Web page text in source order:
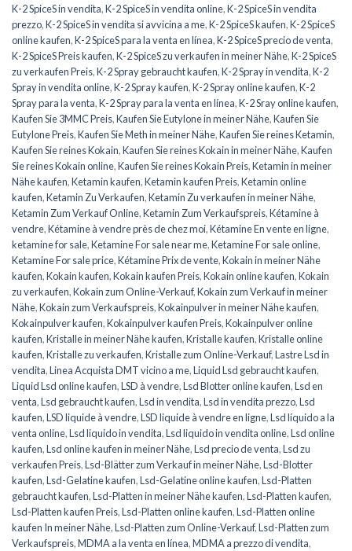
K-2 SpiceS in vendita,K-2 SpiceS in vendita online,K-2 SpiceS in vendita
prezzo,K-2 SpiceS in vendita si avvicina a me,K-2 SpiceS kaufen,K-2 SpiceS
online kaufen,K-2 SpiceS para la venta en línea,K-2 SpiceS precio de venta,
K-2 SpiceS Preis kaufen,K-2 SpiceS zu verkaufen in meiner Nähe,K-2 SpiceS
zu verkaufen Preis,K-2 Spray gebraucht kaufen,K-2 Spray in vendita,K-2
Spray in vendita online,K-2 Spray kaufen,K-2 Spray online kaufen,K-2
Spray para la venta,K-2 Spray para la venta en línea,K-2 Sray online kaufen,
Kaufen Sie 3MMC Preis,Kaufen Sie Eutylone in meiner Nähe,Kaufen Sie
Eutylone Preis,Kaufen Sie Meth in meiner Nähe,Kaufen Sie reines Ketamin,
Kaufen Sie reines Kokain,Kaufen Sie reines Kokain in meiner Nähe,Kaufen
Sie reines Kokain online,Kaufen Sie reines Kokain Preis,Ketamin in meiner
Nähe kaufen,Ketamin kaufen,Ketamin kaufen Preis,Ketamin online
kaufen,Ketamin Zu Verkaufen,Ketamin Zu verkaufen in meiner Nähe,
Ketamin Zum Verkauf Online,Ketamin Zum Verkaufspreis,Kétamine à
vendre,Kétamine à vendre près de chez moi,Kétamine En vente en ligne,
ketamine for sale,Ketamine For sale near me,Ketamine For sale online,
Ketamine For sale price,Kétamine Prix de vente,Kokain in meiner Nähe
kaufen,Kokain kaufen,Kokain kaufen Preis,Kokain online kaufen,Kokain
zu verkaufen,Kokain zum Online-Verkauf,Kokain zum Verkauf in meiner
Nähe,Kokain zum Verkaufspreis,Kokainpulver in meiner Nähe kaufen,
Kokainpulver kaufen,Kokainpulver kaufen Preis,Kokainpulver online
kaufen,Kristalle in meiner Nähe kaufen,Kristalle kaufen,Kristalle online
kaufen,Kristalle zu verkaufen,Kristalle zum Online-Verkauf,Lastre Lsd in
vendita,Linea Acquista DMT vicino a me,Liquid Lsd gebraucht kaufen,
Liquid Lsd online kaufen,LSD à vendre,Lsd Blotter online kaufen,Lsd en
venta,Lsd gebraucht kaufen,Lsd in vendita,Lsd in vendita prezzo,Lsd
kaufen,LSD liquide à vendre,LSD liquide à vendre en ligne,Lsd líquido a la
venta online,Lsd liquido in vendita,Lsd liquido in vendita online,Lsd online
kaufen,Lsd online kaufen in meiner Nähe,Lsd precio de venta,Lsd zu
verkaufen Preis,Lsd-Blätter zum Verkauf in meiner Nähe,Lsd-Blotter
kaufen,Lsd-Gelatine kaufen,Lsd-Gelatine online kaufen,Lsd-Platten
gebraucht kaufen,Lsd-Platten in meiner Nähe kaufen,Lsd-Platten kaufen,
Lsd-Platten kaufen Preis,Lsd-Platten online kaufen,Lsd-Platten online
kaufen In meiner Nähe,Lsd-Platten zum Online-Verkauf,Lsd-Platten zum
Verkaufspreis,MDMA a la venta en línea,MDMA a prezzo di vendita,